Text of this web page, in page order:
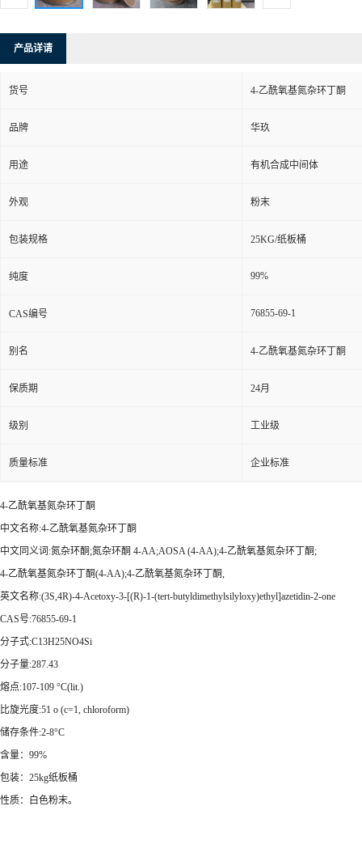
产品详请
货号 4-乙酰氧基氮杂环丁酮
品牌 华玖
用途 有机合成中间体
外观 粉末
包装规格 25KG/纸板桶
纯度 99%
CAS编号 76855-69-1
别名 4-乙酰氧基氮杂环丁酮
保质期 24月
级别 工业级
质量标准 企业标准
4-乙酰氧基氮杂环丁酮
中文名称:4-乙酰氧基氮杂环丁酮
中文同义词:氮杂环酮;氮杂环酮 4-AA;AOSA (4-AA);4-乙酰氧基氮杂环丁酮;
4-乙酰氧基氮杂环丁酮(4-AA);4-乙酰氧基氮杂环丁酮,
英文名称:(3S,4R)-4-Acetoxy-3-[(R)-1-(tert-butyldimethylsilyloxy)ethyl]azetidin-2-one
CAS号:76855-69-1
分子式:C13H25NO4Si
分子量:287.43
熔点:107-109 °C(lit.)
比旋光度:51 o (c=1, chloroform)
储存条件:2-8°C
含量：99%
包装：25kg纸板桶
性质：白色粉末。